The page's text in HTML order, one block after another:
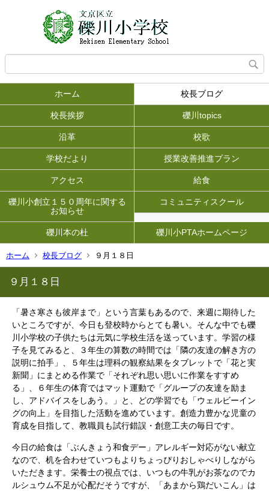
ホーム 校長ブログ
校長挨拶 礫川topics
沿革 校歌
学校だより 授業改善推進プラン
アクセス 給食
礫川小創立１５０周年に関する
お知らせ
コミュニティスクール
礫川本の杜 礫川小PTAホームページ
ホーム 校長ブログ ９月１８日
９月１８日
「暑さ寒さも彼岸まで」という言葉もあるので、来週に期待した
いところですが、今日も登校時からとても暑い。そんな中でも礫
川小学校の子供たちは元気に学校生活を送っています。学習の様
子を見てみると、３年生の算数の時間では「隣の友達の解き方の
説明に拍手」、５年生は理科の観察結果をタブレットで「花と実
新聞」にまとめる作業で「それぞれ思い思いに作業をすすめ
る」、６年生の体育ではマット運動で「グループの友達を励ま
し、アドバイスをしあう。」と、どの学習でも「ウェルビーイン
グの向上」を目指した活動を進めています。創造力豊かな児童の
育成を目指して、教職員も試行錯誤・創意工夫の毎日です。
今日の給食は「ぶんきょう和食デー」アレルギー対応がない献立
なので、机を合わせていつもよりちょっぴりおしゃべりしながら
いただきます。栄養士の視点では、いつもの牛乳がお茶なのでカ
ルシュウム不足が心配だそうですが、「あまから鶏だいこん」は